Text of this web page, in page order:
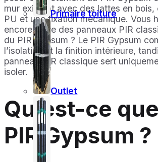
Primaire toiture
Outlet
mur existant avec des lattes en bois,
PU et une fixation mécanique. Vous
encore entre des panneaux PIR
du PIR Gypsum ? Le PIR Gypsum
l’isolation et la finition intérieure,
panneau PIR classique sert
isoler.
Qu’est-ce
PIR Gypsum ?